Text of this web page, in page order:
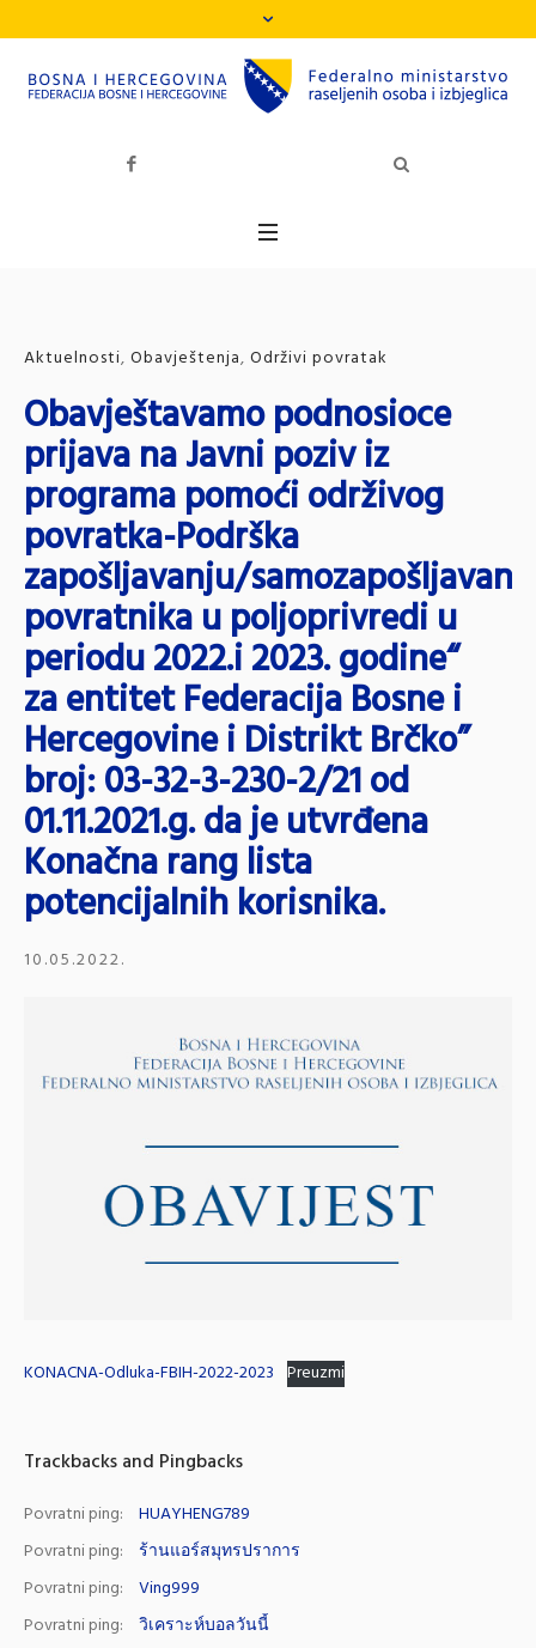
Aktuelnosti, Obavještenja, Održivi povratak
Obavještavamo podnosioce
prijava na Javni poziv iz
programa pomoći održivog
povratka-Podrška
zapošljavanju/
povratnika u poljoprivredi u
periodu 2022.i 2023. godine“
za entitet Federacija Bosne i
Hercegovine i Distrikt Brčko”
broj: 03-32-3-230-2/21 od
01.11.2021.g. da je utvrđena
Konačna rang lista
potencijalnih korisnika.
10.05.2022.
KONACNA-Odluka-FBIH-2022-2023 Preuzmi
Trackbacks and Pingbacks
Povratni ping:
HUAYHENG789
Povratni ping:
ร้านแอร์สมุทรปราการ
Povratni ping:
Ving999
Povratni ping:
วิเคราะห์บอลวันนี้